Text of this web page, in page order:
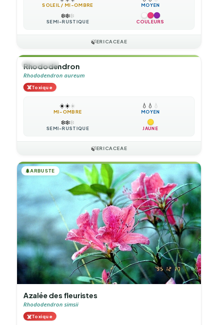
SOLEIL / MI-OMBRE MOYEN
❄️❄️❄️
SEMI-RUSTIQUE COULEURS
🍃ERICACEAE
🌲ARBUSTE
Rhododendron
Rhododendron aureum
☠️Toxique
☀️☀️☀️
MI-OMBRE
💧 💧 💧
MOYEN
❄️❄️❄️
SEMI-RUSTIQUE JAUNE
🍃ERICACEAE
🌲ARBUSTE
Azalée des fleuristes
Rhododendron simsii
☠️Toxique